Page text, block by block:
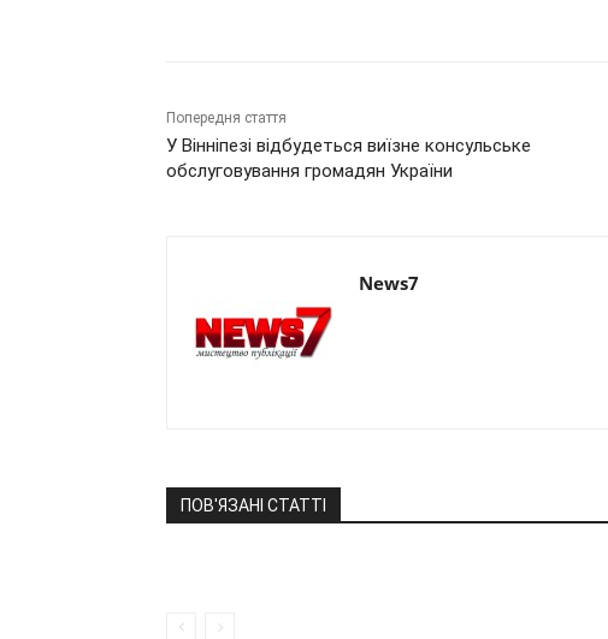
Попередня стаття
У Вінніпезі відбудеться виїзне консульське
обслуговування громадян України
News7
ПОВ'ЯЗАНІ СТАТТІ